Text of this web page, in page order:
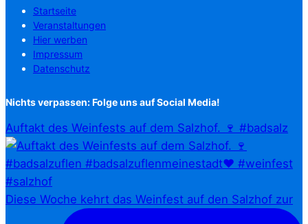
Startseite
Veranstaltungen
Hier werben
Impressum
Datenschutz
Nichts verpassen: Folge uns auf Social Media!
Auftakt des Weinfests auf dem Salzhof. 🍷 #badsalz
Diese Woche kehrt das Weinfest auf den Salzhof zur